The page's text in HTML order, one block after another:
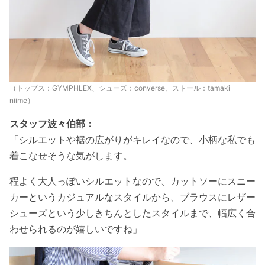
（トップス：GYMPHLEX、シューズ：converse、ストール：tamaki
niime）
スタッフ波々伯部：
「シルエットや裾の広がりがキレイなので、小柄な私でも
着こなせそうな気がします。
程よく大人っぽいシルエットなので、 カットソーにスニー
カーというカジュアルなスタイルから、ブラウスにレザー
シューズという少しきちんとしたスタイルまで、幅広く合
わせられるのが嬉しいですね」